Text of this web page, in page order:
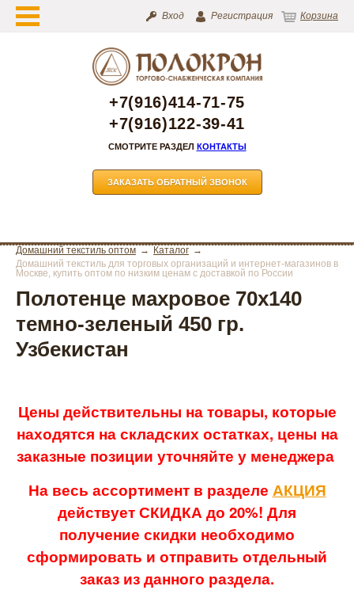
Вход Регистрация Корзина
+7(916)414-71-75
+7(916)122-39-41
СМОТРИТЕ РАЗДЕЛ КОНТАКТЫ
ЗАКАЗАТЬ ОБРАТНЫЙ ЗВОНОК
Домашний текстиль оптом
Каталог
Домашний текстиль для торговых организаций и интернет-магазинов в
Москве, купить оптом по низким ценам с доставкой по России
Полотенце махровое 70х140
темно-зеленый 450 гр.
Узбекистан
Цены действительны на товары, которые
находятся на складских остатках, цены на
заказные позиции уточняйте у менеджера
На весь ассортимент в разделе АКЦИЯ
действует СКИДКА до 20%! Для
получение скидки необходимо
сформировать и отправить отдельный
заказ из данного раздела.